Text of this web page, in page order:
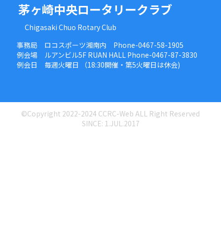
茅ヶ崎中央ロータリークラブ
Chigasaki Chuo Rotary Club
事務局 ロコスポーツ湘南内 Phone-0467-58-1905
例会場 ルアンビル5F RUAN HALL Phone-0467-87-3830
例会日 毎週火曜日 （18:30開催・第5火曜日は休会)
©Copyright 2022-2024 CCRC-Web ALL Right Reserved
SINCE: 1.JUL.2017